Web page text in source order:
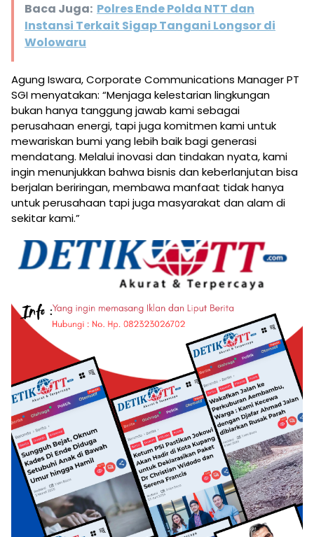
Baca Juga: Polres Ende Polda NTT dan
Instansi Terkait Sigap Tangani Longsor di
Wolowaru
Agung Iswara, Corporate Communications Manager PT
SGI menyatakan: “Menjaga kelestarian lingkungan
bukan hanya tanggung jawab kami sebagai
perusahaan energi, tapi juga komitmen kami untuk
mewariskan bumi yang lebih baik bagi generasi
mendatang. Melalui inovasi dan tindakan nyata, kami
ingin menunjukkan bahwa bisnis dan keberlanjutan bisa
berjalan beriringan, membawa manfaat tidak hanya
untuk perusahaan tapi juga masyarakat dan alam di
sekitar kami.”